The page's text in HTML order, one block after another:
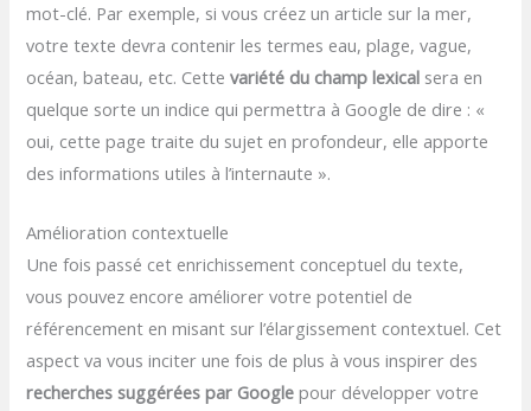
mot-clé. Par exemple, si vous créez un article sur la mer,
votre texte devra contenir les termes eau, plage, vague,
océan, bateau, etc. Cette variété du champ lexical sera en
quelque sorte un indice qui permettra à Google de dire : «
oui, cette page traite du sujet en profondeur, elle apporte
des informations utiles à l’internaute ».
Amélioration contextuelle
Une fois passé cet enrichissement conceptuel du texte,
vous pouvez encore améliorer votre potentiel de
référencement en misant sur l’élargissement contextuel. Cet
aspect va vous inciter une fois de plus à vous inspirer des
recherches suggérées par Google pour développer votre